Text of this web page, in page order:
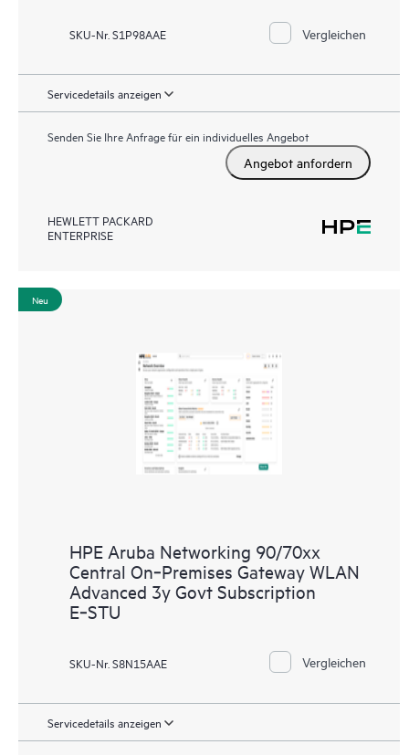
SKU-Nr. S1P98AAE Vergleichen
Servicedetails anzeigen
Senden Sie Ihre Anfrage für ein individuelles Angebot
Angebot anfordern
HEWLETT PACKARD
ENTERPRISE
Neu
HPE Aruba Networking 90/70xx
Central On‑Premises Gateway WLAN
Advanced 3y Govt Subscription
E‑STU
SKU-Nr. S8N15AAE Vergleichen
Servicedetails anzeigen